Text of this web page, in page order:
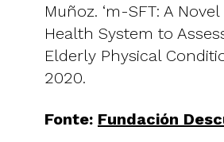
Muñoz. ‘m-SFT: A
Health System to
Elderly Physical
2020.
Fonte: Fundación